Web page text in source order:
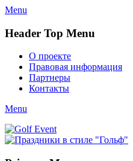
Menu
Header Top Menu
Skip
content
О проекте
Правовая информация
Партнеры
Контакты
Twitter
Email
YouTube
Website
Link
Menu
Golf Event
СМИ о гольфе, гольф-события,